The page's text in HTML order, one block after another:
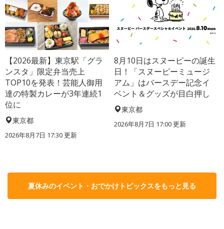
【2026最新】東京駅「グラ
ンスタ」限定弁当売上
TOP10を発表！芸能人御用
達の特製カレーが3年連続1
位に
東京都
2026年8月7日 17:30更新
8月10日はスヌーピーの誕生
日！「スヌーピーミュージ
アム」はバースデー記念イ
ベント＆グッズが目白押し
東京都
2026年8月7日 17:00更新
夏休みのイベント・おでかけトピックスをもっと見る